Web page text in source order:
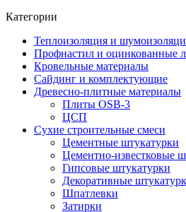
Категории
Теплоизоляция и
Профнастил и оцинкованные
Кровельные материалы
Сайдинг и комплектующие
Древесно-плитные материалы
Плиты OSB-3
ЦСП
Сухие строительные смеси
Цементные штукатурки
Цементно-известковые
Гипсовые штукатурки
Декоративные
Шпатлевки
Затирки